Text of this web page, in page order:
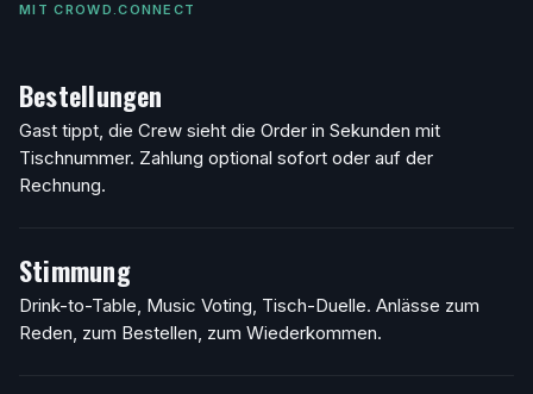
MIT CROWD.CONNECT
Bestellungen
Gast tippt, die Crew sieht die Order in Sekunden mit
Tischnummer. Zahlung optional sofort oder auf der
Rechnung.
Stimmung
Drink-to-Table, Music Voting, Tisch-Duelle. Anlässe zum
Reden, zum Bestellen, zum Wiederkommen.